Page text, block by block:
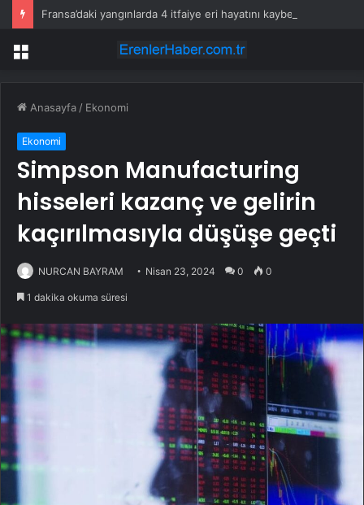
Fransa’daki yangınlarda 4 itfaiye eri hayatını kaybetti
Menü
Anasayfa / Ekonomi
Ekonomi
Simpson Manufacturing
hisseleri kazanç ve gelirin
kaçırılmasıyla düşüşe geçti
NURCAN BAYRAM Nisan 23, 2024 0 0
1 dakika okuma süresi